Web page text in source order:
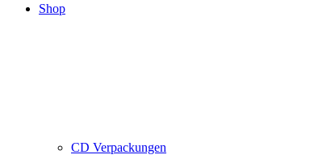
Shop
CD Verpackungen